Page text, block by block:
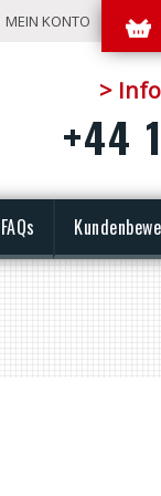
MEIN KONTO
>
+44
FAQs